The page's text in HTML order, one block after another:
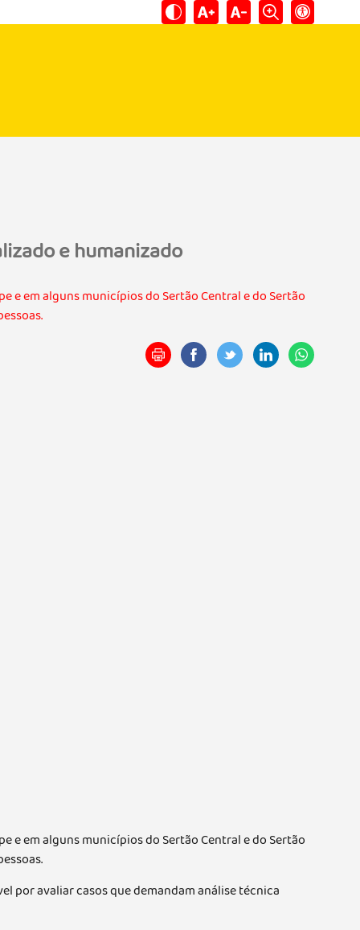
e humanizado
e em alguns municípios do Sertão Central e do Sertão
e em alguns municípios do Sertão Central e do Sertão
por avaliar casos que demandam análise técnica